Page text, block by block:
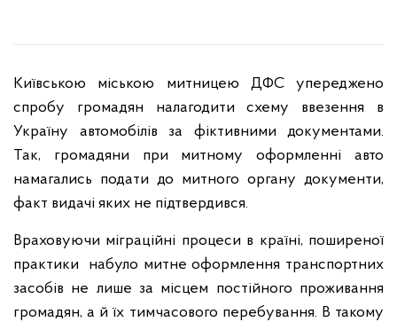
Київською міською митницею ДФС упереджено
спробу громадян налагодити схему ввезення в
Україну автомобілів за фіктивними документами.
Так, громадяни при митному оформленні авто
намагались подати до митного органу документи,
факт видачі яких не підтвердився.
Враховуючи міграційні процеси в країні, поширеної
практики набуло митне оформлення транспортних
засобів не лише за місцем постійного проживання
громадян, а й їх тимчасового перебування. В такому